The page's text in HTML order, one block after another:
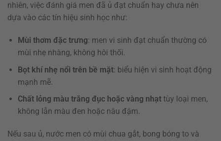
nhiên, việc đánh giá men đã ủ đạt chuẩn hay chưa nên
dựa vào các tín hiệu sinh học như:
Mùi thơm đặc trưng: men vi sinh đạt chuẩn thường có
mùi nhẹ nhàng, không hôi thối.
Bọt khí nhẹ nổi trên bề mặt: biểu hiện vi sinh hoạt động
mạnh mẽ.
Chất lỏng màu trắng đục hoặc vàng nhạttùy loại men,
không lẫn màu đen hoặc nâu đậm.
Nếu sau ủ, nước men có mùi chua gắt, bong bóng to và